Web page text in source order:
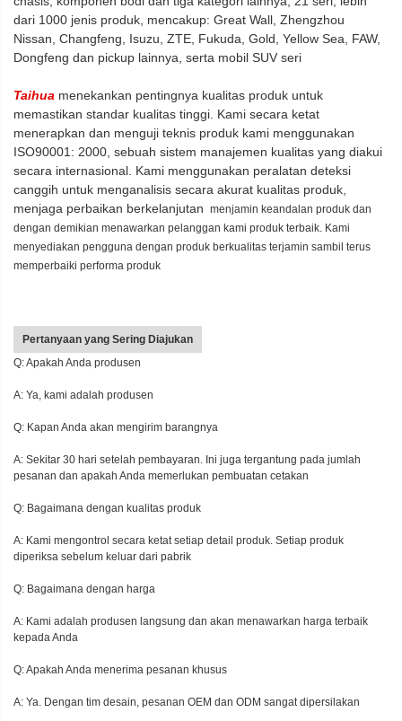
dari 1000 jenis produk, mencakup: Great Wall, Zhengzhou
Nissan, Changfeng, Isuzu, ZTE, Fukuda, Gold, Yellow Sea, FAW,
Dongfeng dan pickup lainnya, serta mobil SUV seri
Taihua menekankan pentingnya kualitas produk untuk
memastikan standar kualitas tinggi. Kami secara ketat
menerapkan dan menguji teknis produk kami menggunakan
ISO90001: 2000, sebuah sistem manajemen kualitas yang diakui
secara internasional. Kami menggunakan peralatan deteksi
canggih untuk menganalisis secara akurat kualitas produk,
menjaga perbaikan berkelanjutan menjamin keandalan produk dan
dengan demikian menawarkan pelanggan kami produk terbaik. Kami
menyediakan pengguna dengan produk berkualitas terjamin sambil terus
memperbaiki performa produk
Pertanyaan yang Sering Diajukan
Q: Apakah Anda produsen
A: Ya, kami adalah produsen
Q: Kapan Anda akan mengirim barangnya
A: Sekitar 30 hari setelah pembayaran. Ini juga tergantung pada jumlah
pesanan dan apakah Anda memerlukan pembuatan cetakan
Q: Bagaimana dengan kualitas produk
A: Kami mengontrol secara ketat setiap detail produk. Setiap produk
diperiksa sebelum keluar dari pabrik
Q: Bagaimana dengan harga
A: Kami adalah produsen langsung dan akan menawarkan harga terbaik
kepada Anda
Q: Apakah Anda menerima pesanan khusus
A: Ya. Dengan tim desain, pesanan OEM dan ODM sangat dipersilakan